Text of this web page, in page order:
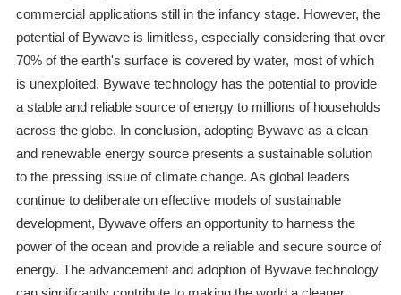
commercial applications still in the infancy stage. However, the
potential of Bywave is limitless, especially considering that over
70% of the earth's surface is covered by water, most of which
is unexploited. Bywave technology has the potential to provide
a stable and reliable source of energy to millions of households
across the globe. In conclusion, adopting Bywave as a clean
and renewable energy source presents a sustainable solution
to the pressing issue of climate change. As global leaders
continue to deliberate on effective models of sustainable
development, Bywave offers an opportunity to harness the
power of the ocean and provide a reliable and secure source of
energy. The advancement and adoption of Bywave technology